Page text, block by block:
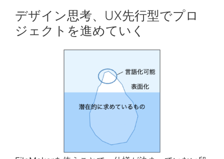
デザイン思考、UX先行型でプロ
ジェクトを進めていく